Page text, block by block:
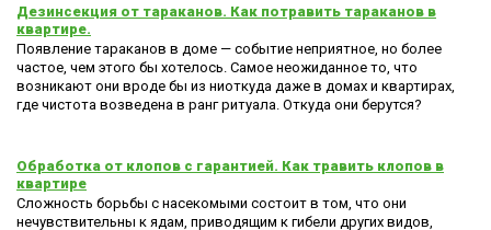
Дезинсекция от тараканов. Как потравить тараканов в
квартире.
Появление тараканов в доме — событие неприятное, но более
частое, чем этого бы хотелось. Самое неожиданное то, что
возникают они вроде бы из ниоткуда даже в домах и квартирах,
где чистота возведена в ранг ритуала. Откуда они берутся?
Обработка от клопов с гарантией. Как травить клопов в
квартире
Сложность борьбы с насекомыми состоит в том, что они
нечувствительны к ядам, приводящим к гибели других видов,